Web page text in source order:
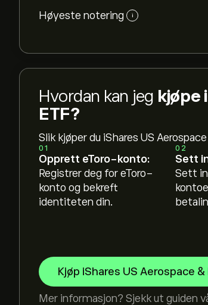
Høyeste notering i
Hvordan kan jeg kjøpe
ETF?
Slik kjøper du iShares US
01
Opprett eToro-konto:
Registrer deg for eToro-
konto og bekreft
identiteten din.
02
Sett
Sett
Kjøp iShares US Aerospace
Mer informasjon? Sjekk ut guiden